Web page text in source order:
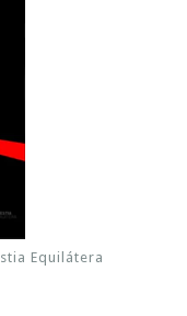
Equilátera